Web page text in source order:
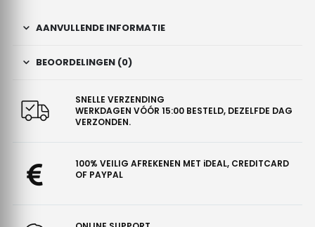
AANVULLENDE INFORMATIE
BEOORDELINGEN (0)
SNELLE VERZENDING
WERKDAGEN VÓÓR 15:00 BESTELD, DEZELFDE DAG
VERZONDEN.
100% VEILIG AFREKENEN MET iDEAL, CREDITCARD
OF PAYPAL